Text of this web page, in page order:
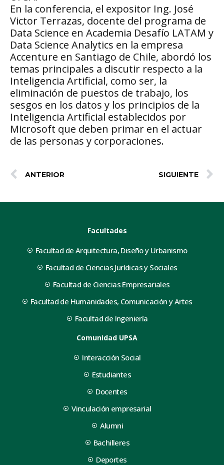
En la conferencia, el expositor Ing. José
Victor Terrazas, docente del programa de
Data Science en Academia Desafío LATAM y
Data Science Analytics en la empresa
Accenture en Santiago de Chile, abordó los
temas principales a discutir respecto a la
Inteligencia Artificial, como ser, la
eliminación de puestos de trabajo, los
sesgos en los datos y los principios de la
Inteligencia Artificial establecidos por
Microsoft que deben primar en el actuar
de las personas y corporaciones.
ANTERIOR SIGUIENTE
Facultades
Facultad de Arquitectura, Diseño y Urbanismo
Facultad de Ciencias Jurídicas y Sociales
Facultad de Ciencias Empresariales
Facultad de Humanidades, Comunicación y Artes
Facultad de Ingeniería
Comunidad UPSA
Interacción Social
Estudiantes
Docentes
Vinculación empresarial
Alumni
Bachilleres
Deportes